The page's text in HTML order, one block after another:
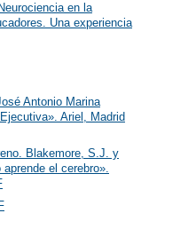
en la
Una experiencia
Antonio Marina
Ariel, Madrid
Blakemore, S.J. y
el cerebro».